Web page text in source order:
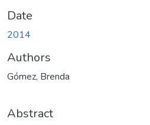
Date
2014
Authors
Gómez, Brenda
Abstract